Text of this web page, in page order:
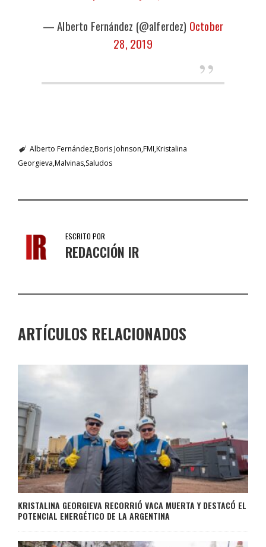
— Alberto Fernández (@alferdez) October
28, 2019
Alberto FernándezBoris Johnson FMI Kristalina
Georgieva Malvinas Saludos
ESCRITO POR
REDACCIÓN IR
ARTÍCULOS RELACIONADOS
KRISTALINA GEORGIEVA RECORRIÓ VACA MUERTA Y DESTACÓ EL
POTENCIAL ENERGÉTICO DE LA ARGENTINA